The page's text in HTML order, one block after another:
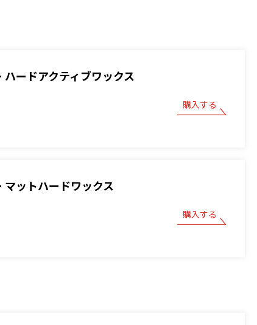
ハードアクティブワックス
購入する
マットハードワックス
購入する